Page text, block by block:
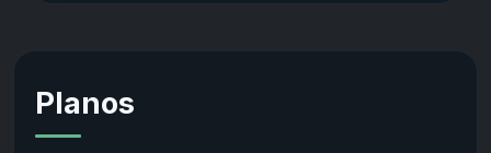
Planos